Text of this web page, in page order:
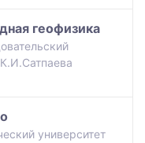
геофизика
университет